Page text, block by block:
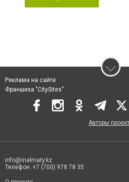
Реклама на сайте
Франшиза "CitySites"
Авторы
info@inalmaty.kz
Телефон: +7 (700) 978 78 35